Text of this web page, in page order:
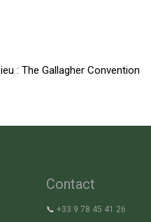
: The Gallagher Convention
Contact
📞 +33 9 78 45 41 26